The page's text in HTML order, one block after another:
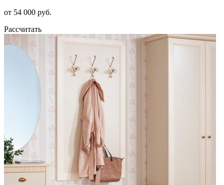
от 54 000 руб.
Рассчитать